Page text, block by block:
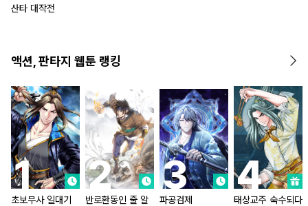
산타 대작전
액션, 판타지 웹툰 랭킹
초보무사 일대기
반로환동인 줄 알
파공검제
태상교주 숙수되다